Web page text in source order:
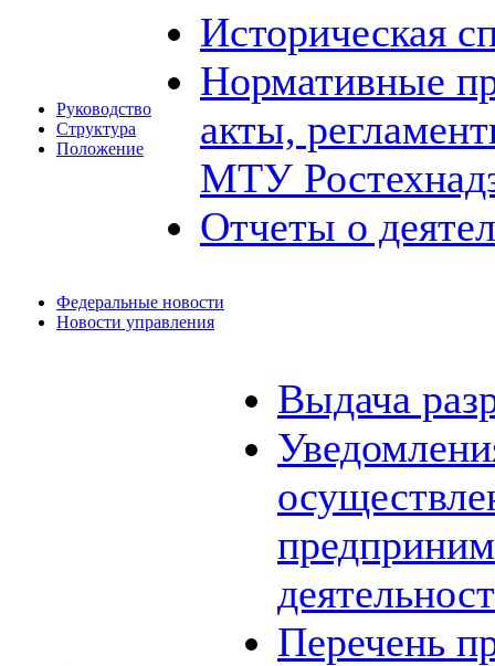
Руководство
Структура
Положение
Историческая
Нормативные
акты,
МТУ
Отчеты о
Федеральные новости
Новости управления
Выдача
Перечень